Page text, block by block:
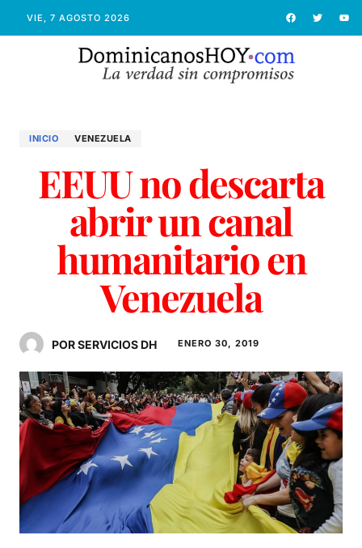
VIE, 7 AGOSTO 2026
INICIO VENEZUELA
EEUU no descarta
abrir un canal
humanitario en
Venezuela
POR SERVICIOS DH ENERO 30, 2019